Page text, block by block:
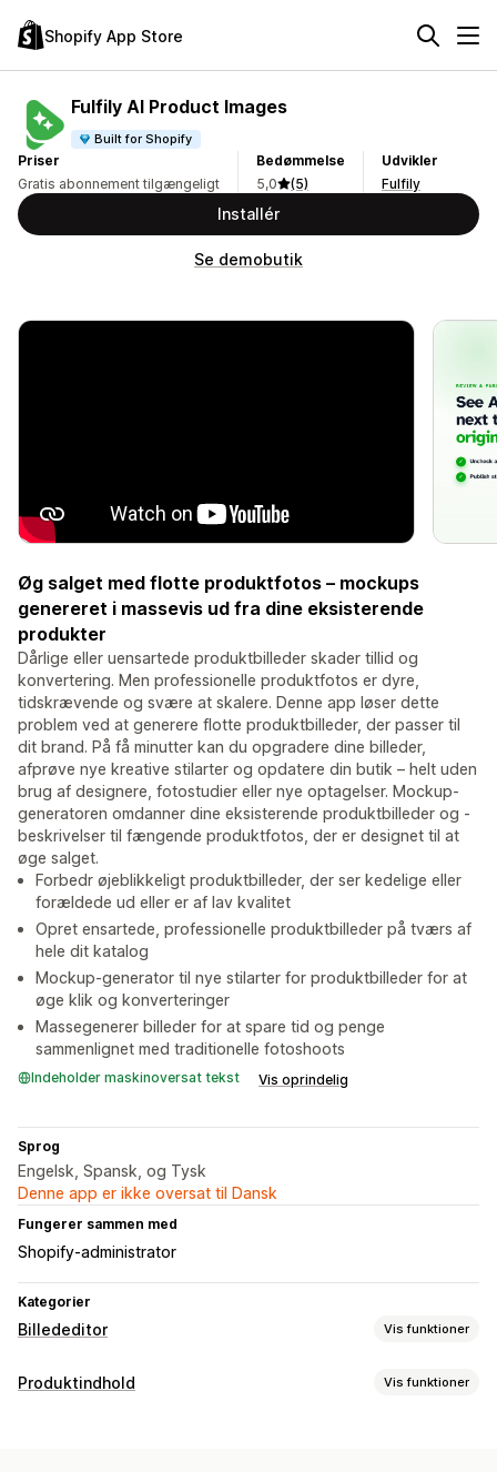
Shopify App Store
Fulfily AI Product Images
Built for Shopify
Priser
Gratis abonnement tilgængeligt
Bedømmelse
5,0
(5)
Udvikler
Fulfily
Installér
Se demobutik
Øg salget med flotte produktfotos – mockups
genereret i massevis ud fra dine eksisterende
produkter
Dårlige eller uensartede produktbilleder skader tillid og
konvertering. Men professionelle produktfotos er dyre,
tidskrævende og svære at skalere. Denne app løser dette
problem ved at generere flotte produktbilleder, der passer til
dit brand. På få minutter kan du opgradere dine billeder,
afprøve nye kreative stilarter og opdatere din butik – helt uden
brug af designere, fotostudier eller nye optagelser. Mockup-
generatoren omdanner dine eksisterende produktbilleder og -
beskrivelser til fængende produktfotos, der er designet til at
øge salget.
Forbedr øjeblikkeligt produktbilleder, der ser kedelige eller
forældede ud eller er af lav kvalitet
Opret ensartede, professionelle produktbilleder på tværs af
hele dit katalog
Mockup-generator til nye stilarter for produktbilleder for at
øge klik og konverteringer
Massegenerer billeder for at spare tid og penge
sammenlignet med traditionelle fotoshoots
Indeholder maskinoversat tekst Vis oprindelig
Sprog
Engelsk, Spansk, og Tysk
Denne app er ikke oversat til Dansk
Fungerer sammen med
Shopify-administrator
Kategorier
Billededitor Vis funktioner
Optimering af billeder
Produktindhold Vis funktioner